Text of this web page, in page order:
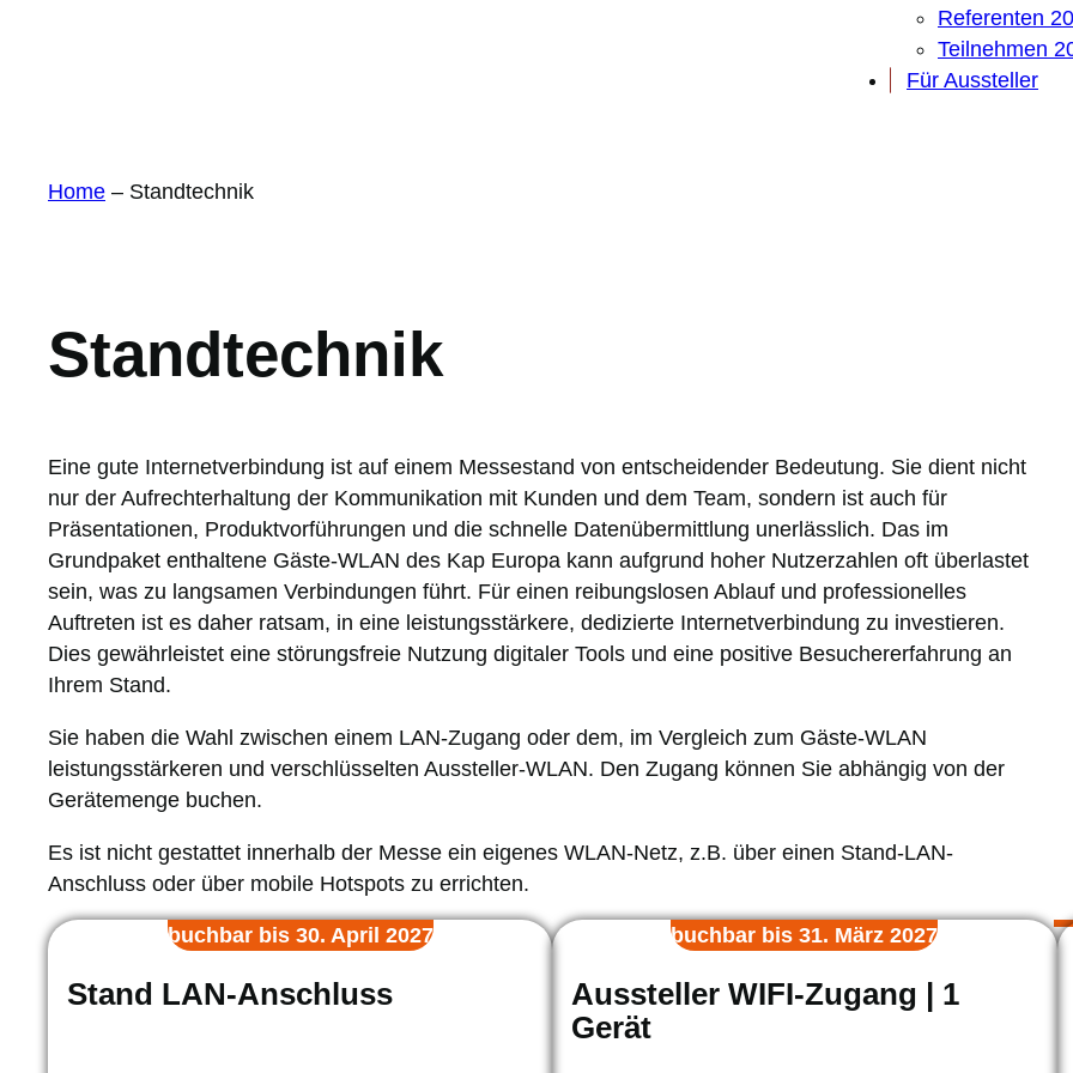
Referenten
Teilnehmen
Für Aussteller
Home – Standtechnik
Standtechnik
Eine gute Internetverbindung ist auf einem Messestand von entscheidender Bedeutung. Sie dient nicht
nur der Aufrechterhaltung der Kommunikation mit Kunden und dem Team, sondern ist auch für
Präsentationen, Produktvorführungen und die schnelle Datenübermittlung unerlässlich. Das im
Grundpaket enthaltene Gäste-WLAN des Kap Europa kann aufgrund hoher Nutzerzahlen oft überlastet
sein, was zu langsamen Verbindungen führt. Für einen reibungslosen Ablauf und professionelles
Auftreten ist es daher ratsam, in eine leistungsstärkere, dedizierte Internetverbindung zu investieren.
Dies gewährleistet eine störungsfreie Nutzung digitaler Tools und eine positive Besuchererfahrung an
Ihrem Stand.
Sie haben die Wahl zwischen einem LAN-Zugang oder dem, im Vergleich zum Gäste-WLAN
leistungsstärkeren und verschlüsselten Aussteller-WLAN. Den Zugang können Sie abhängig von der
Gerätemenge buchen.
Es ist nicht gestattet innerhalb der Messe ein eigenes WLAN-Netz, z.B. über einen Stand-LAN-
Anschluss oder über mobile Hotspots zu errichten.
buchbar bis 30. April 2027
Stand LAN-Anschluss
buchbar bis 31. März 2027
Aussteller WIFI-Zugang | 1
Gerät